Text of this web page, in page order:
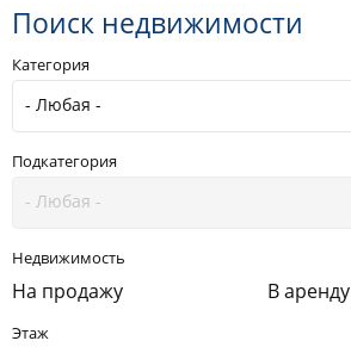
Поиск недвижимости
Категория
Подкатегория
Недвижимость
На продажу В аренду
Этаж